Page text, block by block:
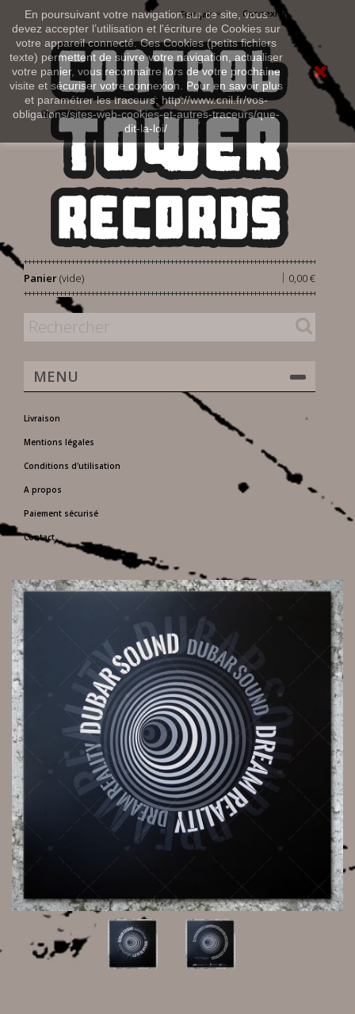
En poursuivant votre navigation sur ce site, vous
devez accepter l’utilisation et l'écriture de Cookies sur
votre appareil connecté. Ces Cookies (petits fichiers
texte) permettent de suivre votre navigation, actualiser
votre panier, vous reconnaitre lors de votre prochaine
visite et sécuriser votre connexion. Pour en savoir plus
et paramétrer les traceurs: http://www.cnil.fr/vos-
obligations/sites-web-cookies-et-autres-traceurs/que-
dit-la-loi/
Connexion
Français
Panier 0,00 €
|
(vide)
MENU
Livraison
Mentions légales
Conditions d'utilisation
A propos
Paiement sécurisé
Contact